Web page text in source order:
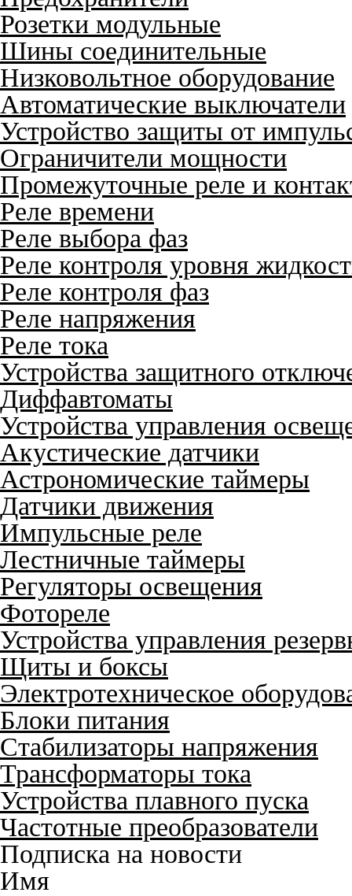
Розетки модульные
Шины соединительные
Низковольтное оборудование
Автоматические выключатели
Устройство защиты от
Ограничители мощности
Промежуточные реле и
Реле времени
Реле выбора фаз
Реле контроля уровня
Реле контроля фаз
Реле напряжения
Реле тока
Устройства защитного
Диффавтоматы
Устройства управления
Акустические датчики
Астрономические таймеры
Датчики движения
Импульсные реле
Лестничные таймеры
Регуляторы освещения
Фотореле
Устройства управления
Щиты и боксы
Электротехническое
Блоки питания
Стабилизаторы напряжения
Трансформаторы тока
Устройства плавного пуска
Частотные преобразователи
Подписка на новости
Имя